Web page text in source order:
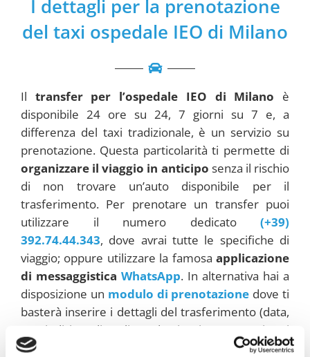
I dettagli per la prenotazione
del taxi ospedale IEO di Milano
Il transfer per l’ospedale IEO di Milano è
disponibile 24 ore su 24, 7 giorni su 7 e, a
differenza del taxi tradizionale, è un servizio su
prenotazione. Questa particolarità ti permette di
organizzare il viaggio in anticipo senza il rischio
di non trovare un’auto disponibile per il
trasferimento. Per prenotare un transfer puoi
utilizzare il numero dedicato (+39)
392.74.44.343, dove avrai tutte le specifiche di
viaggio; oppure utilizzare la famosa applicazione
di messaggistica WhatsApp. In alternativa hai a
disposizione un modulo di prenotazione dove ti
basterà inserire i dettagli del trasferimento (data,
ora, indirizzo di prelievo/destinazione, ecc) e i tuoi
dati personali (nome, cognome, indirizzo e-mail,